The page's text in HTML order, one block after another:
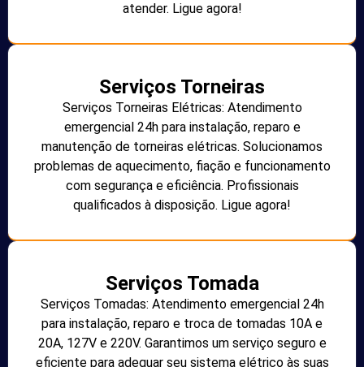
atender. Ligue agora!
Serviços Torneiras
Serviços Torneiras Elétricas: Atendimento
emergencial 24h para instalação, reparo e
manutenção de torneiras elétricas. Solucionamos
problemas de aquecimento, fiação e funcionamento
com segurança e eficiência. Profissionais
qualificados à disposição. Ligue agora!
Serviços Tomada
Serviços Tomadas: Atendimento emergencial 24h
para instalação, reparo e troca de tomadas 10A e
20A, 127V e 220V. Garantimos um serviço seguro e
eficiente para adequar seu sistema elétrico às suas